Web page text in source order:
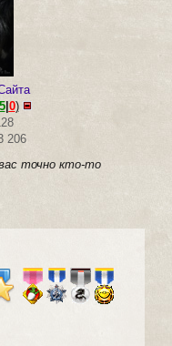
| 0)
206
точно кто-то